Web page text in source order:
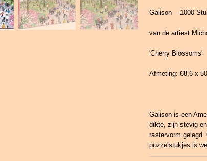
Galison - 1000
van de artiest
'Cherry Blossoms'
Afmeting: 68,6 x
Galison is een
dikte, zijn stevig
rastervorm
puzzelstukjes is